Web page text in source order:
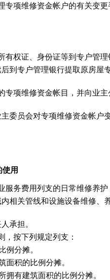
项维修资金帐户的有关变更
权证、身份证等到专户管理
到专户管理银行提取原房屋
项维修资金帐目，并向业
委员会对专项维修资金帐户
用
务费用列支的日常维修养护
相关管线和设施设备维修、
承担。
按下列规定列支：
例分摊。
面积的比例分摊。
拥有建筑面积的比例分摊。